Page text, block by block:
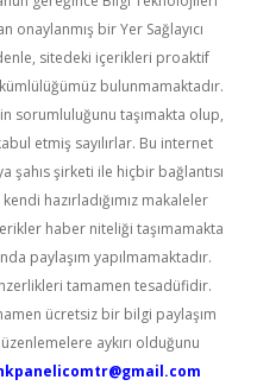
onaylanmış bir Yer Sağlayıcı
sitedeki içerikleri proaktif
bulunmamaktadır.
sorumluluğunu taşımakta olup,
etmiş sayılırlar. Bu internet
şahıs şirketi ile hiçbir bağlantısı
hazırladığımız makaleler
haber niteliği taşımamakta
paylaşım yapılmamaktadır.
tamamen tesadüfidir.
ücretsiz bir bilgi paylaşım
aykırı olduğunu